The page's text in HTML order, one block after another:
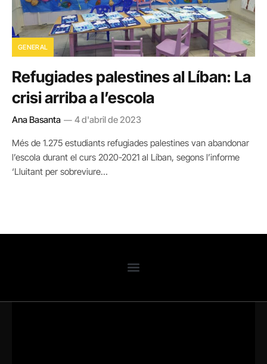
GENERAL
Refugiades palestines al Líban: La
crisi arriba a l’escola
Ana Basanta 4 d'abril de 2023
Més de 1.275 estudiants refugiades palestines van abandonar
l’escola durant el curs 2020-2021 al Líban, segons l’informe
‘Lluitant per sobreviure…